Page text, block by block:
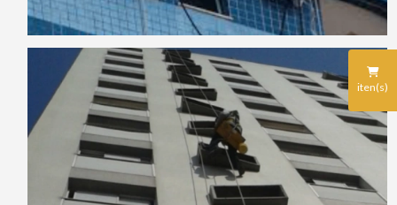
iten(s)